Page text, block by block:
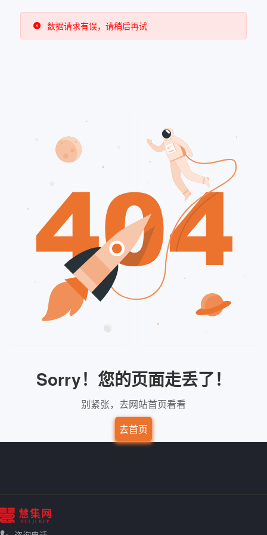
Sorry！您的页面走丢了！
别紧张，去网站首页看看
去首页
数据请求有误，请稍后再试